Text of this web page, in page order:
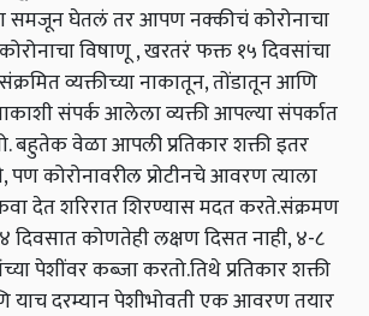
समजून घेतलं तर आपण नक्कीचं कोरोनाचा
विषाणू , खरतरं फक्त १५ दिवसांचा
व्यक्तीच्या नाकातून, तोंडातून आणि
संपर्क आलेला व्यक्ती आपल्या संपर्कात
वेळा आपली प्रतिकार शक्ती इतर
कोरोनावरील प्रोटीनचे आवरण त्याला
देत शरिरात शिरण्यास मदत करते.संक्रमण
दिवसात कोणतेही लक्षण दिसत नाही, ४-८
पेशींवर कब्जा करतो.तिथे प्रतिकार शक्ती
दरम्यान पेशीभोवती एक आवरण तयार